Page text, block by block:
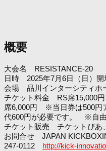
概要
大会名 RESISTANCE-20
日時 2025年7月6日（日）
会場 品川インターシティホ
チケット料金 RS席15,000
席6,000円 ※当日券は500
代600円が必要です。 ※自由
チケット販売 チケットぴあ
お問合せ JAPAN
247-0112 http://kick-